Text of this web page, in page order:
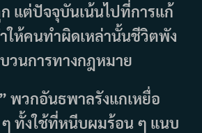
แต่ปัจจุบันเน้นไปที่การแก้
ห้คนทำผิดเหล่านั้นชีวิตพัง
วนการทางกฎหมาย
พวกอันธพาลรังแกเหยื่อ
ๆ ทั้งใช้ที่หนีบผมร้อน ๆ แนบ